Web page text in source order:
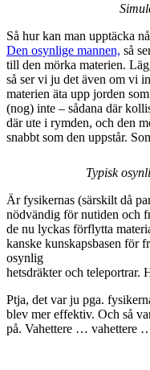
Så hur kan man upptäcka
Den osynlige mannen, så
till den mörka materien.
så ser vi ju det även om vi
materien äta upp jorden
(nog) inte – sådana där
där ute i rymden, och den
snabbt som den uppstår.
Typisk
Är fysikernas (särskilt då
nödvändig för nutiden och
de nu lyckas förflytta
kanske kunskapsbasen för
osynlig
hetsdräkter och teleportrar.
Ptja, det var ju pga.
blev mer effektiv. Och så
på. Vahettere …